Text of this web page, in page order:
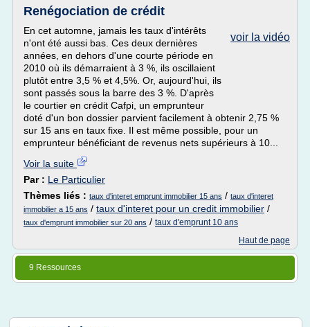
Renégociation de crédit
voir la vidéo
En cet automne, jamais les taux d'intérêts
n'ont été aussi bas. Ces deux dernières
années, en dehors d'une courte période en
2010 où ils démarraient à 3 %, ils oscillaient
plutôt entre 3,5 % et 4,5%. Or, aujourd'hui, ils
sont passés sous la barre des 3 %. D'après
le courtier en crédit Cafpi, un emprunteur
doté d'un bon dossier parvient facilement à obtenir 2,75 %
sur 15 ans en taux fixe. Il est même possible, pour un
emprunteur bénéficiant de revenus nets supérieurs à 10...
Voir la suite
Par : Le Particulier
Thèmes liés : taux d'interet emprunt immobilier 15 ans / taux d'interet
immobilier a 15 ans / taux d'interet pour un credit immobilier /
taux d'emprunt immobilier sur 20 ans / taux d'emprunt 10 ans
Haut de page
9 Ressources